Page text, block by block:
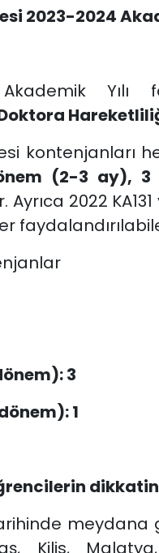
2023-2024
Yılı
kontenjanları
(2-3 ay), 3
2022
3
1
meydana
Kilis,